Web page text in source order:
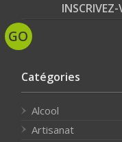
Catégories
Alcool
Artisanat